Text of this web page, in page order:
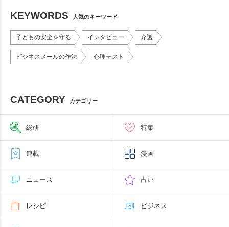
KEYWORDS 人気のキーワード
子どもの安全を守る インタビュー 介護
ビジネスメールの作法 心理テスト
CATEGORY カテゴリー
総研 特集
連載 漫画
ニュース 占い
レシピ ビジネス